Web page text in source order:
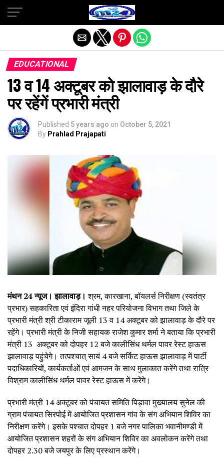
EDUCATIONAL
13 व 14 अक्टूबर को झालावाड़ के दौरे
पर रहेंगें प्रभारी मंत्री
Published 5 years ago on October 5, 2021
By Prahlad Prajapati
मंथन 24 न्यूज। झालावाड़। श्रम, कारखाना, बॉयलर्स निरीक्षण (स्वतंत्र
प्रभार) सहकारिता एवं इंदिरा गांधी नहर परियोजना विभाग तथा जिले के
प्रभारी मंत्री श्री टीकाराम जूली 13 व 14 अक्टूबर को झालावाड़ के दौरे पर
रहेंगे। प्रभारी मंत्री के निजी सहायक राजेश कुमार शर्मा ने बताया कि प्रभारी
मंत्री 13 अक्टूबर को दोपहर 12 बजे कालीसिंध थर्मल पावर रेस्ट हाऊस
झालावाड़ पहुंचेगे। तत्पश्चात् सायं 4 बजे सर्किट हाऊस झालावाड़ में पार्टी
पदाधिकारियों, कार्यकर्ताओं एवं आमजन के साथ मुलाकात करेंगे तथा रात्रि
विश्राम कालीसिंध थर्मल पावर रेस्ट हाऊस में करेंगे।
प्रभारी मंत्री 14 अक्टूबर को पंचायत समिति पिड़ावा मुख्यालय सुनेल की
ग्राम पंचायत सिरपोई में आयोजित प्रशासन गांव के संग अभियान शिविर का
निरीक्षण करेंगे। इसके पश्चात दोपहर 1 बजे नगर पालिका भवानीमण्डी में
आयोजित प्रशासन शहरों के संग अभियान शिविर का अवलोकन करेंगे तथा
दोपहर 2.30 बजे जयपुर के लिए प्रस्थान करेंगे।
Exit mobile version